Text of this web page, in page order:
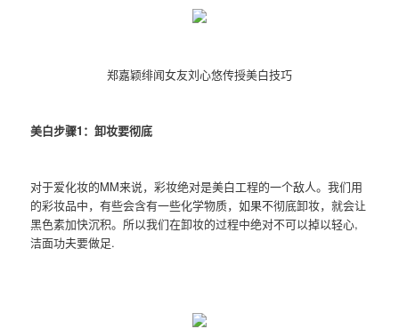
郑嘉颖绯闻女友刘心悠传授美白技巧
美白步骤1：卸妆要彻底
对于爱化妆的MM来说，彩妆绝对是美白工程的一个敌人。我们用
的彩妆品中，有些会含有一些化学物质，如果不彻底卸妆，就会让
黑色素加快沉积。所以我们在卸妆的过程中绝对不可以掉以轻心,
洁面功夫要做足.